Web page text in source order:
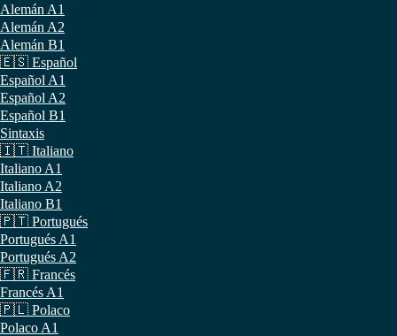
Alemán A1
Alemán A2
Alemán B1
🇪🇸 Español
Español A1
Español A2
Español B1
Sintaxis
🇮🇹 Italiano
Italiano A1
Italiano A2
Italiano B1
🇵🇹 Portugués
Portugués A1
Portugués A2
🇫🇷 Francés
Francés A1
🇵🇱 Polaco
Polaco A1